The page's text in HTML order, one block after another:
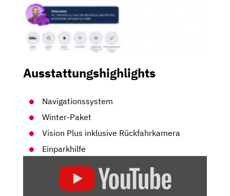
Ausstattungshighlights
Navigationssystem
Winter-Paket
Vision Plus inklusive Rückfahrkamera
Einparkhilfe